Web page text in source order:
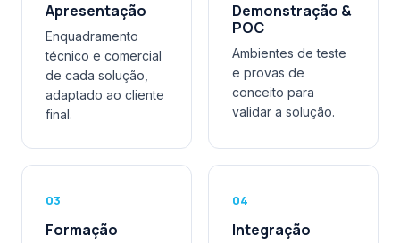
Apresentação
Enquadramento
técnico e comercial
de cada solução,
adaptado ao cliente
final.
Demonstração &
POC
Ambientes de teste
e provas de
conceito para
validar a solução.
03
Formação
04
Integração